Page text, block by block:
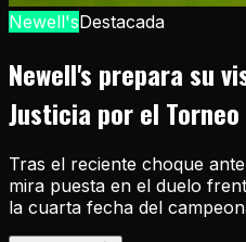
Newell'sDestacada
Newell's prepara su
Justicia por el
Tras el reciente choque
mira puesta en el duelo
la cuarta fecha del